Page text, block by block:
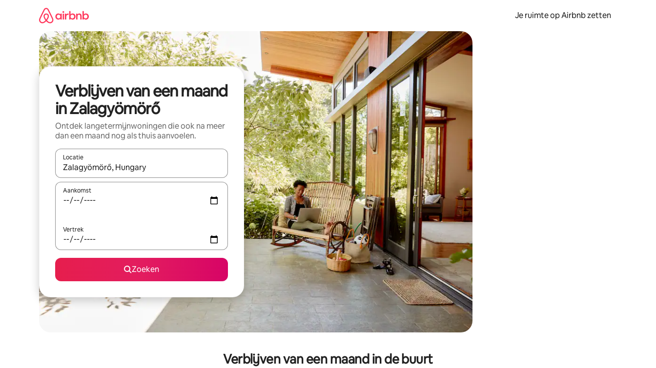
Je ruimte op Airbnb zetten
Verblijven van een maand
in Zalagyömörő
Ontdek langetermijnwoningen die ook na meer
dan een maand nog als thuis aanvoelen.
Locatie
Wanneer er suggesties beschikbaar zijn, maak je een keuze met je de pijltjestoetsen omhoog en omlaag, óf door te tikken of swipen.
Aankomst
Vertrek
Zoeken
Verblijven van een maand in de buurt